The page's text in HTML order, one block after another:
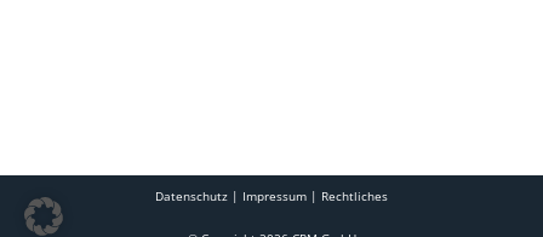
Datenschutz | Impressum | Rechtliches